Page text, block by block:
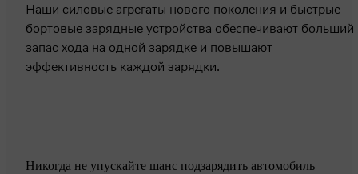
Наши силовые агрегаты нового поколения и быстрые
бортовые зарядные устройства обеспечивают больший
запас хода на одной зарядке и повышают
эффективность каждой зарядки.
Никогда не упускайте шанс подзарядить автомобиль